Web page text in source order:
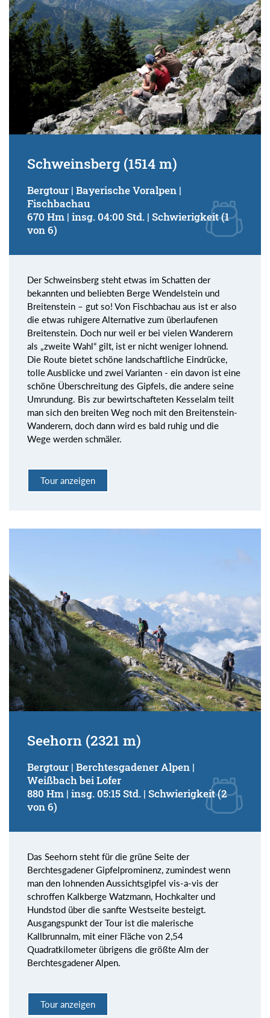
Schweinsberg (1514 m)
Bergtour | Bayerische Voralpen |
Fischbachau
670 Hm | insg. 04:00 Std. | Schwierigkeit (1
von 6)
Der Schweinsberg steht etwas im Schatten der
bekannten und beliebten Berge Wendelstein und
Breitenstein – gut so! Von Fischbachau aus ist er also
die etwas ruhigere Alternative zum überlaufenen
Breitenstein. Doch nur weil er bei vielen Wanderern
als „zweite Wahl“ gilt, ist er nicht weniger lohnend.
Die Route bietet schöne landschaftliche Eindrücke,
tolle Ausblicke und zwei Varianten - ein davon ist eine
schöne Überschreitung des Gipfels, die andere seine
Umrundung. Bis zur bewirtschafteten Kesselalm teilt
man sich den breiten Weg noch mit den Breitenstein-
Wanderern, doch dann wird es bald ruhig und die
Wege werden schmäler.
Tour anzeigen
Seehorn (2321 m)
Bergtour | Berchtesgadener Alpen |
Weißbach bei Lofer
880 Hm | insg. 05:15 Std. | Schwierigkeit (2
von 6)
Das Seehorn steht für die grüne Seite der
Berchtesgadener Gipfelprominenz, zumindest wenn
man den lohnenden Aussichtsgipfel vis-a-vis der
schroffen Kalkberge Watzmann, Hochkalter und
Hundstod über die sanfte Westseite besteigt.
Ausgangspunkt der Tour ist die malerische
Kallbrunnalm, mit einer Fläche von 2,54
Quadratkilometer übrigens die größte Alm der
Berchtesgadener Alpen.
Tour anzeigen